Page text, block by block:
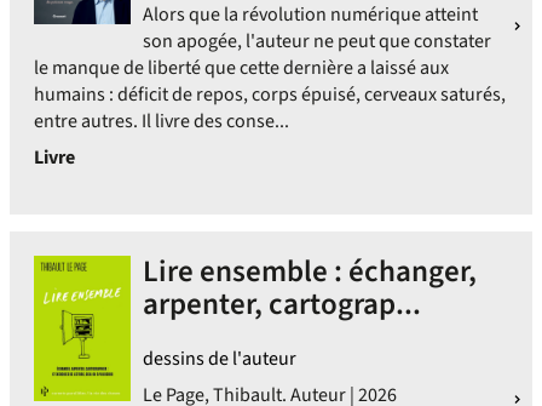
Alors que la révolution numérique atteint
son apogée, l'auteur ne peut que constater
le manque de liberté que cette dernière a laissé aux
humains : déficit de repos, corps épuisé, cerveaux saturés,
entre autres. Il livre des conse...
Livre
Lire ensemble : échanger,
arpenter, cartograp...
dessins de l'auteur
Le Page, Thibault. Auteur | 2026